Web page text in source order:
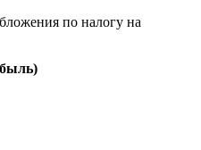
по налогу на